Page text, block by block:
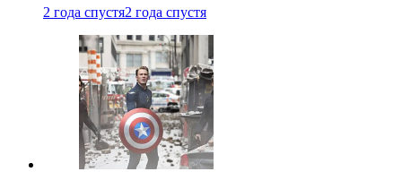
2 года спустя2 года спустя